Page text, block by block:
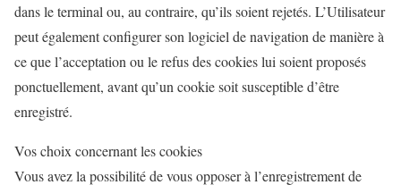
dans le terminal ou, au contraire, qu’ils soient rejetés. L’Utilisateur
peut également configurer son logiciel de navigation de manière à
ce que l’acceptation ou le refus des cookies lui soient proposés
ponctuellement, avant qu’un cookie soit susceptible d’être
enregistré.
Vos choix concernant les cookies
Vous avez la possibilité de vous opposer à l’enregistrement de